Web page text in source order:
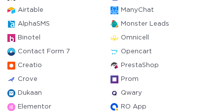
Airtable ManyChat
AlphaSMS Monster Leads
Binotel Omnicell
Contact Form 7 Opencart
Creatio PrestaShop
Crove Prom
Dukaan Qwary
Elementor RO App